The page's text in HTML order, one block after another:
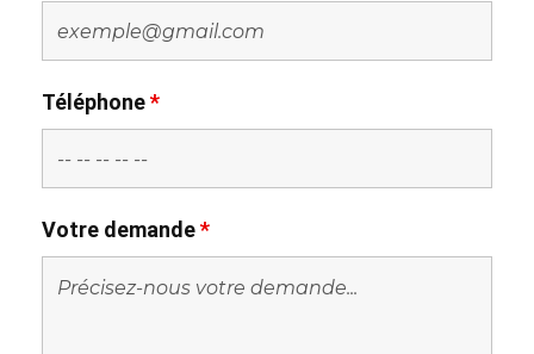
Téléphone*
Votre demande*